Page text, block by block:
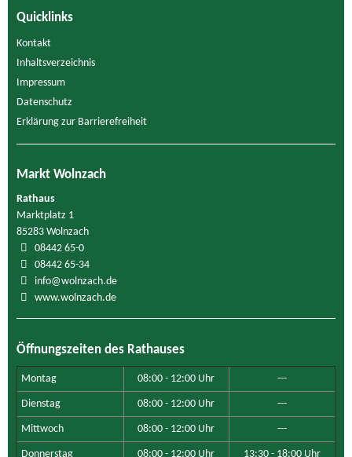
Quicklinks
Kontakt
Inhaltsverzeichnis
Impressum
Datenschutz
Erklärung zur Barrierefreiheit
Markt Wolnzach
Rathaus
Marktplatz 1
85283 Wolnzach
08442 65-0
08442 65-34
info@wolnzach.de
www.wolnzach.de
Öffnungszeiten des Rathauses
Montag 08:00 - 12:00 Uhr ---
Dienstag 08:00 - 12:00 Uhr ---
Mittwoch 08:00 - 12:00 Uhr ---
Donnerstag 08:00 - 12:00 Uhr 13:30 - 18:00 Uhr